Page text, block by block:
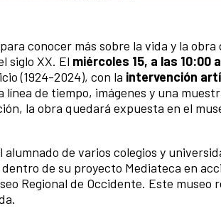
conocer más sobre la vida y la obra
siglo XX. El miércoles 15, a las 10:00
(1924-2024), con la intervención
de tiempo, imágenes y una
la obra quedará expuesta en el
de varios colegios y
de su proyecto Mediateca en
Regional de Occidente. Este museo